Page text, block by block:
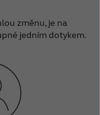
změnu, je na
jedním dotykem.